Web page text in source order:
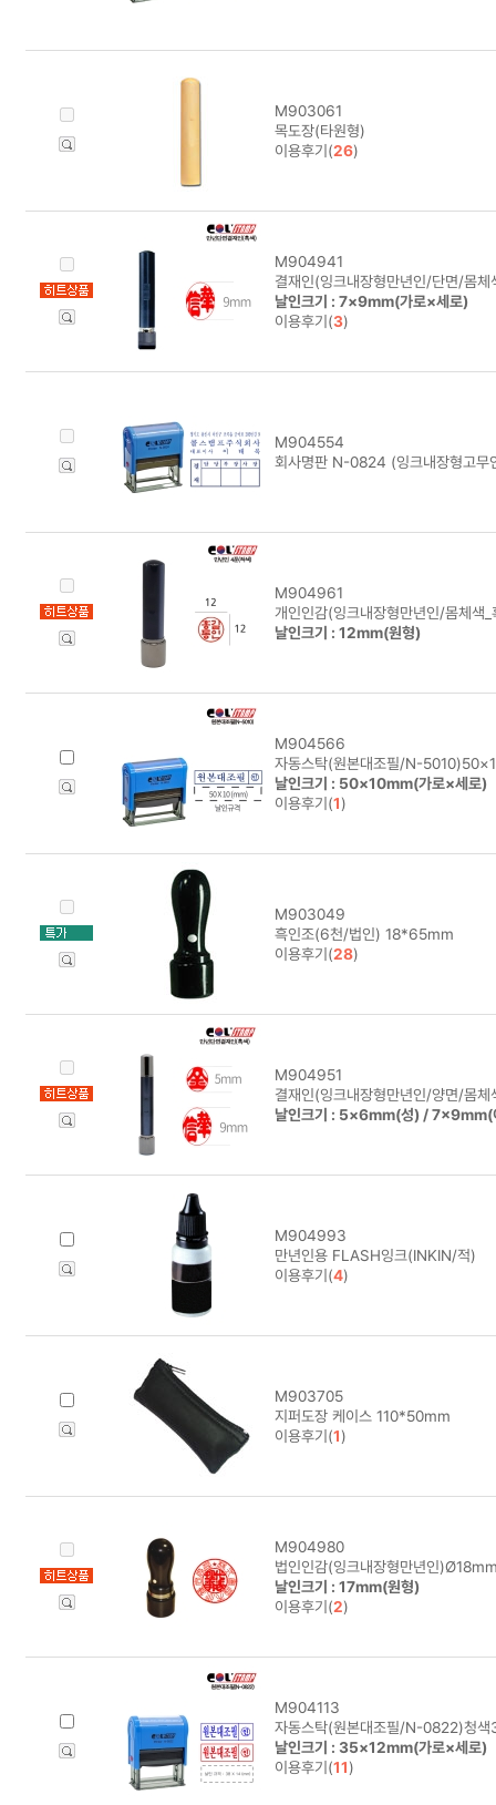
M903061
목도장(타원형)
이용후기(26)
M904941
결재인(잉크내장형만년인/단면/몸
날인크기 : 7×9mm(가로×세로)
이용후기(3)
M904554
회사명판 N-0824 (잉크내장형고
M904961
개인인감(잉크내장형만년인/몸체
날인크기 : 12mm(원형)
M904566
자동스탁(원본대조필/N-
날인크기 : 50×10mm(가로×세로)
이용후기(1)
M903049
흑인조(6천/법인) 18*65mm
이용후기(28)
M904951
결재인(잉크내장형만년인/양면/몸
날인크기 : 5×6mm(성) / 7×9mm(
M904993
만년인용 FLASH잉크(INKIN/적)
이용후기(4)
M903705
지퍼도장 케이스 110*50mm
이용후기(1)
M904980
법인인감(잉크내장형만년인
날인크기 : 17mm(원형)
이용후기(2)
M904113
자동스탁(원본대조필/N-0822)청
날인크기 : 35×12mm(가로×세로)
이용후기(11)